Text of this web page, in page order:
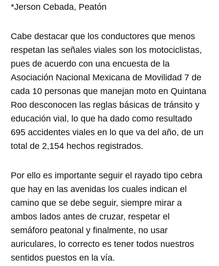
*Jerson Cebada, Peatón
Cabe destacar que los conductores que menos
respetan las señales viales son los motociclistas,
pues de acuerdo con una encuesta de la
Asociación Nacional Mexicana de Movilidad 7 de
cada 10 personas que manejan moto en Quintana
Roo desconocen las reglas básicas de tránsito y
educación vial, lo que ha dado como resultado
695 accidentes viales en lo que va del año, de un
total de 2,154 hechos registrados.
Por ello es importante seguir el rayado tipo cebra
que hay en las avenidas los cuales indican el
camino que se debe seguir, siempre mirar a
ambos lados antes de cruzar, respetar el
semáforo peatonal y finalmente, no usar
auriculares, lo correcto es tener todos nuestros
sentidos puestos en la vía.